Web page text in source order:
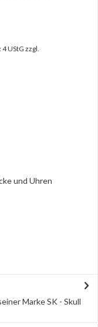
UStG zzgl.
und Uhren
Marke SK - Skull